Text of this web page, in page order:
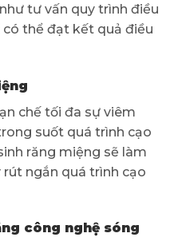
tư vấn quy trình điều
thể đạt kết quả điều
chế tối đa sự viêm
suốt quá trình cạo
răng miệng sẽ làm
rút ngắn quá trình cạo
công nghệ sóng